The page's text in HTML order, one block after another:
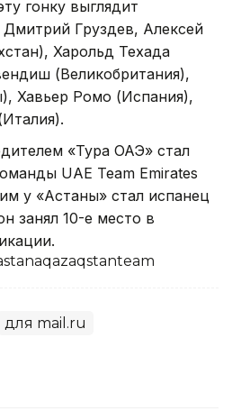
гонку выглядит
Груздев, Алексей
Харольд Техада
(Великобритания),
Хавьер Ромо (Испания),
«Тура ОАЭ» стал
UAE Team Emirates
у «Астаны» стал испанец
занял 10-е место в
для mail.ru